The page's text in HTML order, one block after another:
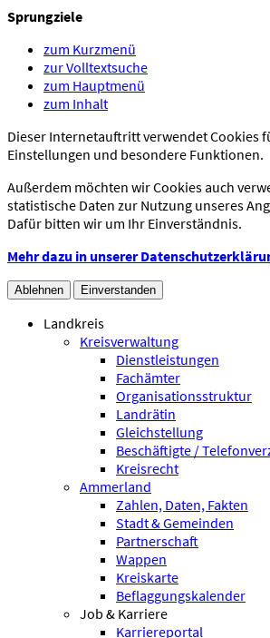
Sprungziele
zum Kurzmenü
zur Volltextsuche
zum Hauptmenü
zum Inhalt
Dieser Internetauftritt verwendet Cookies
Einstellungen und besondere Funktionen.
Außerdem möchten wir Cookies auch
statistische Daten zur Nutzung unseres
Dafür bitten wir um Ihr Einverständnis.
Mehr dazu in unserer
Ablehnen Einverstanden
Landkreis
Kreisverwaltung
Dienstleistungen
Fachämter
Organisationsstruktur
Landrätin
Gleichstellung
Beschäftigte /
Kreisrecht
Ammerland
Zahlen, Daten, Fakten
Stadt & Gemeinden
Partnerschaft
Wappen
Kreiskarte
Beflaggungskalender
Job & Karriere
Karriereportal